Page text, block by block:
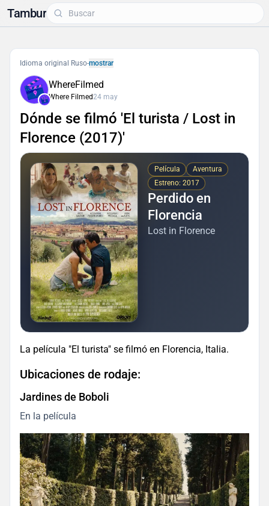
Tambur
Idioma original Ruso-mostrar
WhereFilmed
Where Filmed24 may
Dónde se filmó 'El turista / Lost in
Florence (2017)'
Película
Aventura
Estreno: 2017
Perdido en
Florencia
Lost in Florence
La película "El turista" se filmó en Florencia, Italia.
Ubicaciones de rodaje:
Jardines de Boboli
En la película